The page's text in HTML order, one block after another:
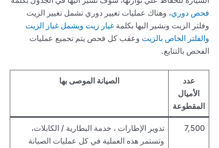
فحص دوري، وهناك عمليات تغيير دوري تشمل تغيير الزيت
وفلتر الزيت ونشير اليها بكلمة غيار زيت ويشمل غيار الزيت
والفلتر الخاص بالزيت وعقب كل فحص يتم تجميع عمليات
الفحص بالتتايع.
عدد
الأميال
المقطوعة
الصيانة الموصى بها
7,500
تدوير الإطارات ، خدمة البطارية / الكابلات،
وتستمر هذه العملية في كل عمليات الصيانة